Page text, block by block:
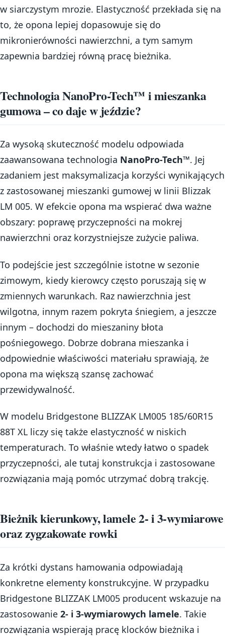
w siarczystym mrozie. Elastyczność przekłada się na
to, że opona lepiej dopasowuje się do
mikronierówności nawierzchni, a tym samym
zapewnia bardziej równą pracę bieżnika.
Technologia NanoPro-Tech™ i mieszanka
gumowa – co daje w jeździe?
Za wysoką skuteczność modelu odpowiada
zaawansowana technologia NanoPro-Tech™. Jej
zadaniem jest maksymalizacja korzyści wynikających
z zastosowanej mieszanki gumowej w linii Blizzak
LM 005. W efekcie opona ma wspierać dwa ważne
obszary: poprawę przyczepności na mokrej
nawierzchni oraz korzystniejsze zużycie paliwa.
To podejście jest szczególnie istotne w sezonie
zimowym, kiedy kierowcy często poruszają się w
zmiennych warunkach. Raz nawierzchnia jest
wilgotna, innym razem pokryta śniegiem, a jeszcze
innym – dochodzi do mieszaniny błota
pośniegowego. Dobrze dobrana mieszanka i
odpowiednie właściwości materiału sprawiają, że
opona ma większą szansę zachować
przewidywalność.
W modelu Bridgestone BLIZZAK LM005 185/60R15
88T XL liczy się także elastyczność w niskich
temperaturach. To właśnie wtedy łatwo o spadek
przyczepności, ale tutaj konstrukcja i zastosowane
rozwiązania mają pomóc utrzymać dobrą trakcję.
Bieżnik kierunkowy, lamele 2- i 3-wymiarowe
oraz zygzakowate rowki
Za krótki dystans hamowania odpowiadają
konkretne elementy konstrukcyjne. W przypadku
Bridgestone BLIZZAK LM005 producent wskazuje na
zastosowanie 2- i 3-wymiarowych lamele. Takie
rozwiązania wspierają pracę klocków bieżnika i